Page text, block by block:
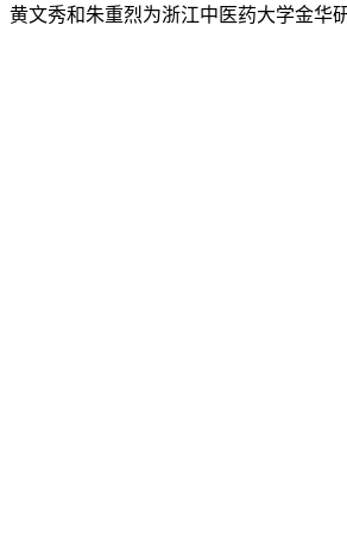
黄文秀和朱重烈为浙江中医药大学金华